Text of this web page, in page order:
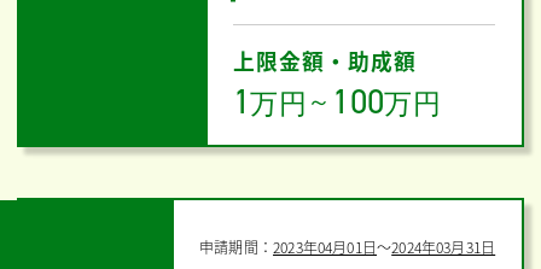
上限金額・助成額
1万円 ～ 100万円
申請期間：2023年04月01日〜2024年03月31日